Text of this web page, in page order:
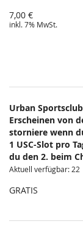
7,00 €
inkl. 7% MwSt.
Urban
Erscheinen von
storniere wenn
1 USC-Slot pro
du den 2. beim
Aktuell verfügbar: 22
GRATIS